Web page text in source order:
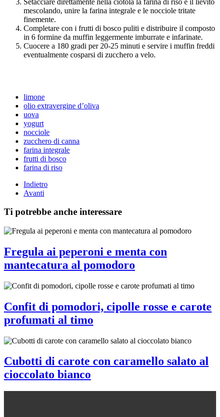
mescolando, unire la farina integrale e le nocciole tritate
finemente.
Completare con i frutti di bosco puliti e distribuire il composto
in 6 formine da muffin leggermente imburrate e infarinate.
Cuocere a 180 gradi per 20-25 minuti e servire i muffin freddi
eventualmente cosparsi di zucchero a velo.
limone
olio extravergine d’oliva
uova
yogurt
nocciole
zucchero di canna
farina integrale
frutti di bosco
farina di riso
Indietro
Avanti
Ti potrebbe anche interessare
Fregula ai peperoni e menta con
mantecatura al pomodoro
Confit di pomodori, cipolle rosse e carote
profumati al timo
Cubotti di carote con caramello salato al
cioccolato bianco